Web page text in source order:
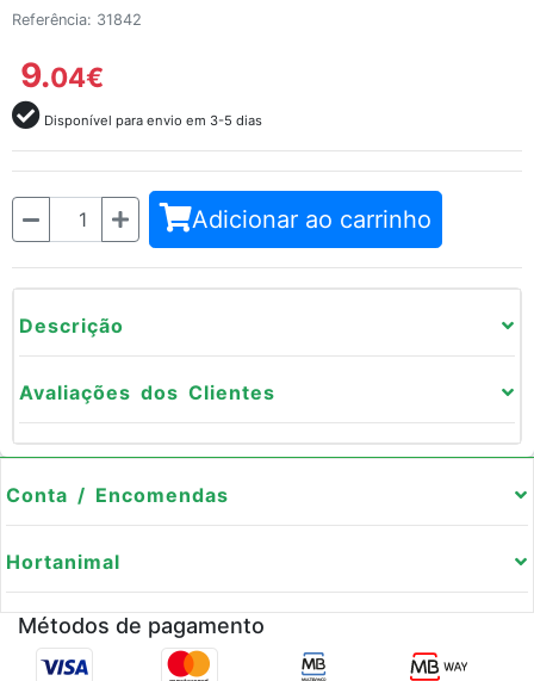
Referência: 31842
9.04€
Disponível para envio em 3-5 dias
Quantidade Adicionar ao carrinho
Descrição
Avaliações dos Clientes
Conta / Encomendas
Hortanimal
Métodos de pagamento